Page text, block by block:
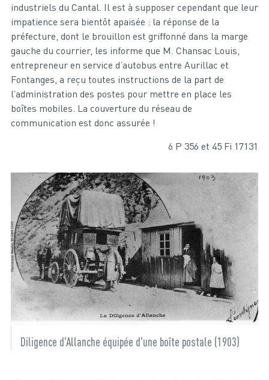
industriels du Cantal. Il est à supposer cependant que leur
impatience sera bientôt apaisée : la réponse de la
préfecture, dont le brouillon est griffonné dans la marge
gauche du courrier, les informe que M. Chansac Louis,
entrepreneur en service d’autobus entre Aurillac et
Fontanges, a reçu toutes instructions de la part de
l’administration des postes pour mettre en place les
boîtes mobiles. La couverture du réseau de
communication est donc assurée !
6 P 356 et 45 Fi 17131
Diligence d'Allanche équipée d'une boîte postale (1903)